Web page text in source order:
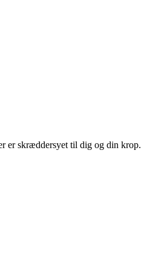
er skræddersyet til dig og din krop.